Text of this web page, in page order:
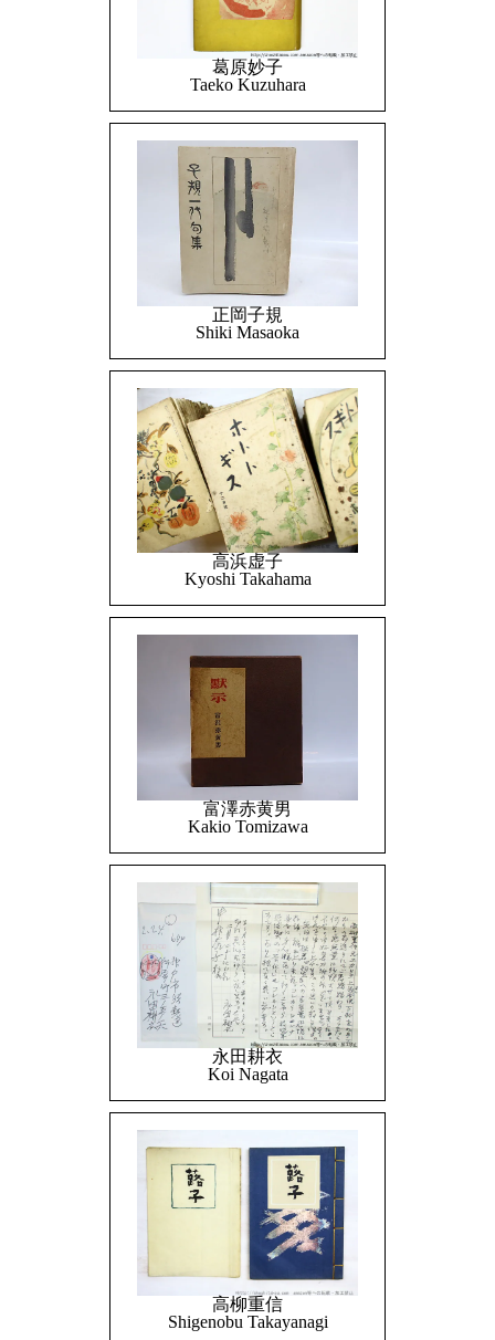
葛原妙子
Taeko Kuzuhara
正岡子規
Shiki Masaoka
高浜虚子
Kyoshi Takahama
富澤赤黄男
Kakio Tomizawa
永田耕衣
Koi Nagata
高柳重信
Shigenobu Takayanagi